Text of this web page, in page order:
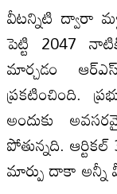
వీటన్నిటి ద్వారా
పెట్టి 2047
మార్చడం
ప్రకటించింది.
అందుకు
పోతున్నది.
మార్పు దాకా